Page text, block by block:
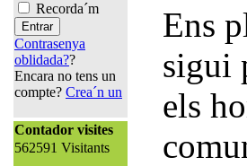
Recorda´m
Contrasenya
oblidada??
Encara no tens un
compte? Crea´n un
Contador visites
562591 Visitants
Ens
sigui
els